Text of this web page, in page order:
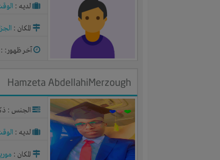
لديـه :
المكان :
آخر ظهور: : منذ
Hamzeta AbdellahiMerzough
الجنس :
لديـه :
المكان :